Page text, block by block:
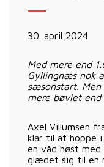
30. april 2024
Med mere end
Gyllingnæs nok
sæsonstart.
mere bøvlet
Axel Villumsen
klar til at hoppe
en våd høst med
glædet sig til en